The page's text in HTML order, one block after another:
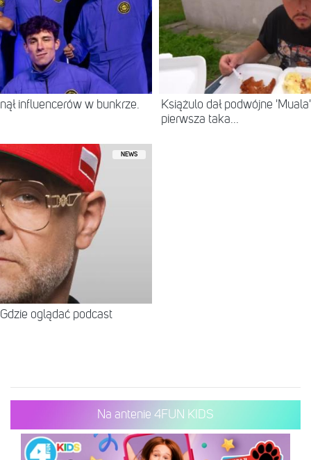
influencerów w bunkrze.
Książulo dał podwójne
pierwsza taka...
NEWS
oglądać podcast
Na antenie 4FUN KIDS